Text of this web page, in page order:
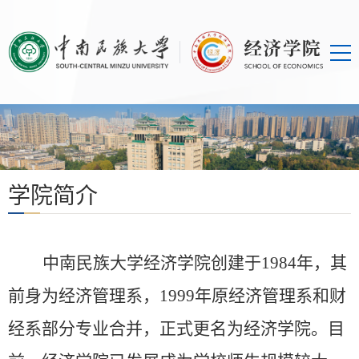
学院简介
中南民族大学经济学院创建于1984年，其
前身为经济管理系，1999年原经济管理系和财
经系部分专业合并，正式更名为经济学院。目